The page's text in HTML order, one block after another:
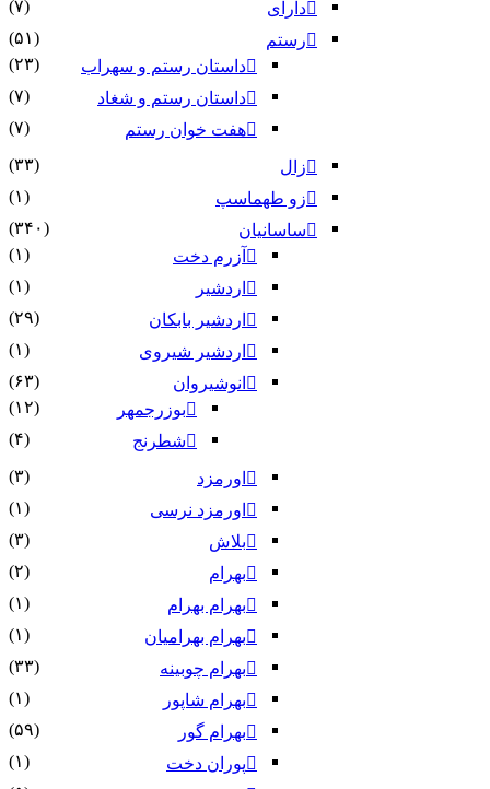
دارای
(۷)
رستم
(۵۱)
داستان رستم و سهراب
(۲۳)
داستان رستم و شغاد
(۷)
هفت خوان رستم‏
(۷)
زال
(۳۳)
زو طهماسپ‏
(۱)
ساسانیان
(۳۴۰)
آزرم دخت
(۱)
اردشیر
(۱)
اردشیر بابکان
(۲۹)
اردشیر شیروی
(۱)
انوشیروان
(۶۳)
بوزرجمهر
(۱۲)
شطرنج
(۴)
اورمزد
(۳)
اورمزد نرسى‏
(۱)
بلاش
(۳)
بهرام
(۲)
بهرام بهرام
(۱)
بهرام بهرامیان‏
(۱)
بهرام چوبینه
(۳۳)
بهرام شاپور
(۱)
بهرام گور
(۵۹)
پوران دخت
(۱)